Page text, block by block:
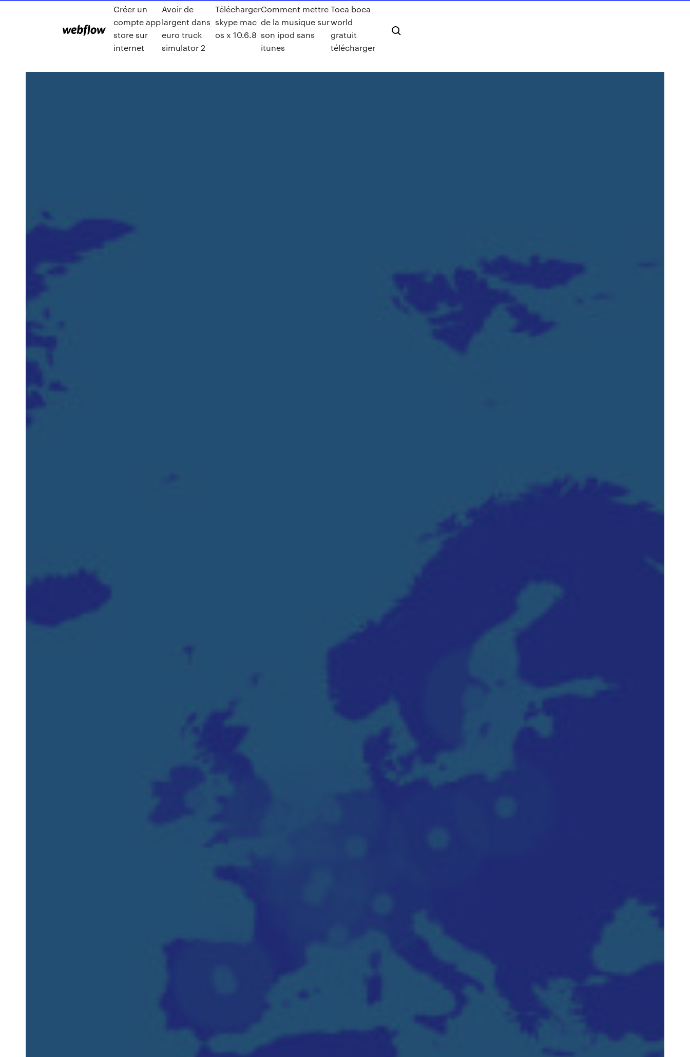
Créer un
compte app
store sur
internet
Avoir de
largent dans
euro truck
simulator 2
Télécharger
skype mac
os x 10.6.8
Comment mettre
de la musique sur
son ipod sans
itunes
Toca boca
world
gratuit
télécharger